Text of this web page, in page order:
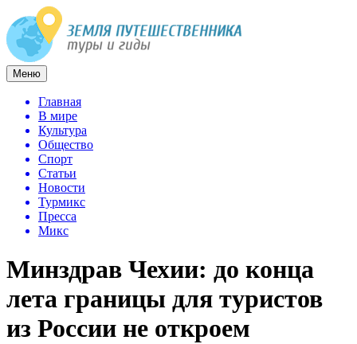
Меню
Главная
В мире
Культура
Общество
Спорт
Статьи
Новости
Турмикс
Пресса
Микс
Минздрав Чехии: до конца
лета границы для туристов
из России не откроем